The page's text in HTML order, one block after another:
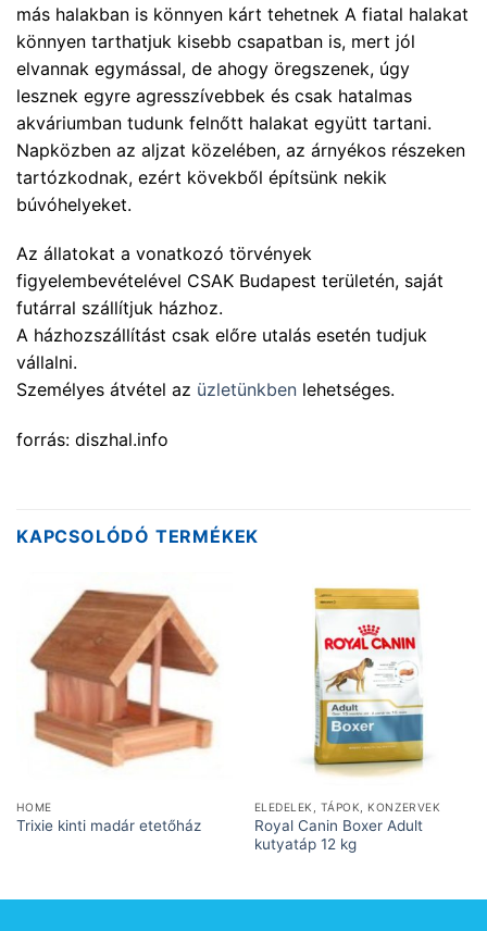
más halakban is könnyen kárt tehetnek A fiatal halakat
könnyen tarthatjuk kisebb csapatban is, mert jól
elvannak egymással, de ahogy öregszenek, úgy
lesznek egyre agresszívebbek és csak hatalmas
akváriumban tudunk felnőtt halakat együtt tartani.
Napközben az aljzat közelében, az árnyékos részeken
tartózkodnak, ezért kövekből építsünk nekik
búvóhelyeket.
Az állatokat a vonatkozó törvények
figyelembevételével CSAK Budapest területén, saját
futárral szállítjuk házhoz.
A házhozszállítást csak előre utalás esetén tudjuk
vállalni.
Személyes átvétel az üzletünkben lehetséges.
forrás: diszhal.info
KAPCSOLÓDÓ TERMÉKEK
HOME
Trixie kinti madár etetőház
ELEDELEK, TÁPOK, KONZERVEK
Royal Canin Boxer Adult
kutyatáp 12 kg